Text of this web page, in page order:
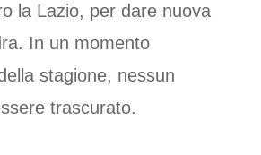
la Lazio, per dare nuova
In un momento
stagione, nessun
trascurato.